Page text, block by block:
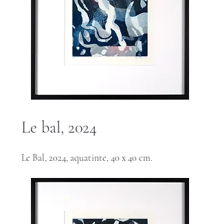
Le bal, 2024
Le Bal, 2024, aquatinte, 40 x 40 cm.